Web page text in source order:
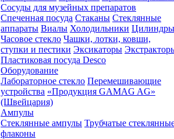
Сосуды для музейных препаратов
Спеченная посуда Стаканы Стеклянные
аппараты Виалы Холодильники Цилиндры
Часовое стекло Чашки, лотки, ковши,
ступки и пестики Эксикаторы
Пластиковая посуда Desco
Оборудование
Лабораторное стекло Перемешивающие
устройства «Продукция GAMAG AG»
(Швейцария)
Ампулы
Стеклянные ампулы Трубчатые
флаконы